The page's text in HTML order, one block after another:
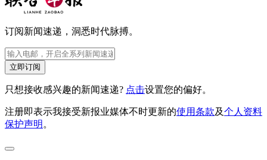
订阅新闻速递，洞悉时代脉搏。
立即订阅
只想接收感兴趣的新闻速递? 点击设置您的偏好。
注册即表示我接受新报业媒体不时更新的使用条款及个人资料
保护声明 。